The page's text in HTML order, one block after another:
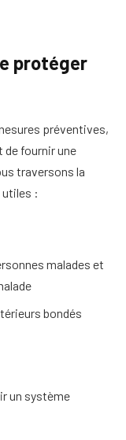
protéger
préventives,
fournir une
traversons la
:
malades et
bondés
un système